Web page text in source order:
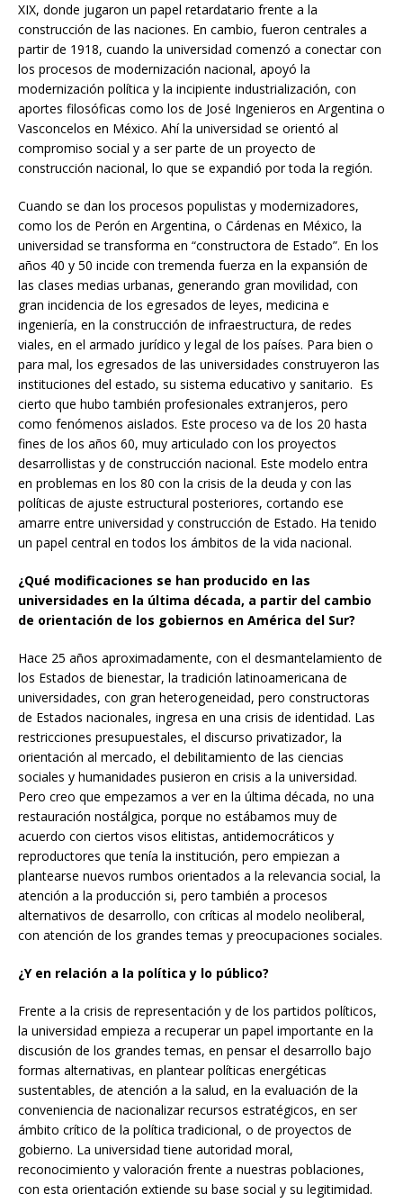
XIX, donde jugaron un papel retardatario frente a la
construcción de las naciones. En cambio, fueron centrales a
partir de 1918, cuando la universidad comenzó a conectar con
los procesos de modernización nacional, apoyó la
modernización política y la incipiente industrialización, con
aportes filosóficas como los de José Ingenieros en Argentina o
Vasconcelos en México. Ahí la universidad se orientó al
compromiso social y a ser parte de un proyecto de
construcción nacional, lo que se expandió por toda la región.
Cuando se dan los procesos populistas y modernizadores,
como los de Perón en Argentina, o Cárdenas en México, la
universidad se transforma en “constructora de Estado”. En los
años 40 y 50 incide con tremenda fuerza en la expansión de
las clases medias urbanas, generando gran movilidad, con
gran incidencia de los egresados de leyes, medicina e
ingeniería, en la construcción de infraestructura, de redes
viales, en el armado jurídico y legal de los países. Para bien o
para mal, los egresados de las universidades construyeron las
instituciones del estado, su sistema educativo y sanitario. Es
cierto que hubo también profesionales extranjeros, pero
como fenómenos aislados. Este proceso va de los 20 hasta
fines de los años 60, muy articulado con los proyectos
desarrollistas y de construcción nacional. Este modelo entra
en problemas en los 80 con la crisis de la deuda y con las
políticas de ajuste estructural posteriores, cortando ese
amarre entre universidad y construcción de Estado. Ha tenido
un papel central en todos los ámbitos de la vida nacional.
¿Qué modificaciones se han producido en las
universidades en la última década, a partir del cambio
de orientación de los gobiernos en América del Sur?
Hace 25 años aproximadamente, con el desmantelamiento de
los Estados de bienestar, la tradición latinoamericana de
universidades, con gran heterogeneidad, pero constructoras
de Estados nacionales, ingresa en una crisis de identidad. Las
restricciones presupuestales, el discurso privatizador, la
orientación al mercado, el debilitamiento de las ciencias
sociales y humanidades pusieron en crisis a la universidad.
Pero creo que empezamos a ver en la última década, no una
restauración nostálgica, porque no estábamos muy de
acuerdo con ciertos visos elitistas, antidemocráticos y
reproductores que tenía la institución, pero empiezan a
plantearse nuevos rumbos orientados a la relevancia social, la
atención a la producción si, pero también a procesos
alternativos de desarrollo, con críticas al modelo neoliberal,
con atención de los grandes temas y preocupaciones sociales.
¿Y en relación a la política y lo público?
Frente a la crisis de representación y de los partidos políticos,
la universidad empieza a recuperar un papel importante en la
discusión de los grandes temas, en pensar el desarrollo bajo
formas alternativas, en plantear políticas energéticas
sustentables, de atención a la salud, en la evaluación de la
conveniencia de nacionalizar recursos estratégicos, en ser
ámbito crítico de la política tradicional, o de proyectos de
gobierno. La universidad tiene autoridad moral,
reconocimiento y valoración frente a nuestras poblaciones,
con esta orientación extiende su base social y su legitimidad.